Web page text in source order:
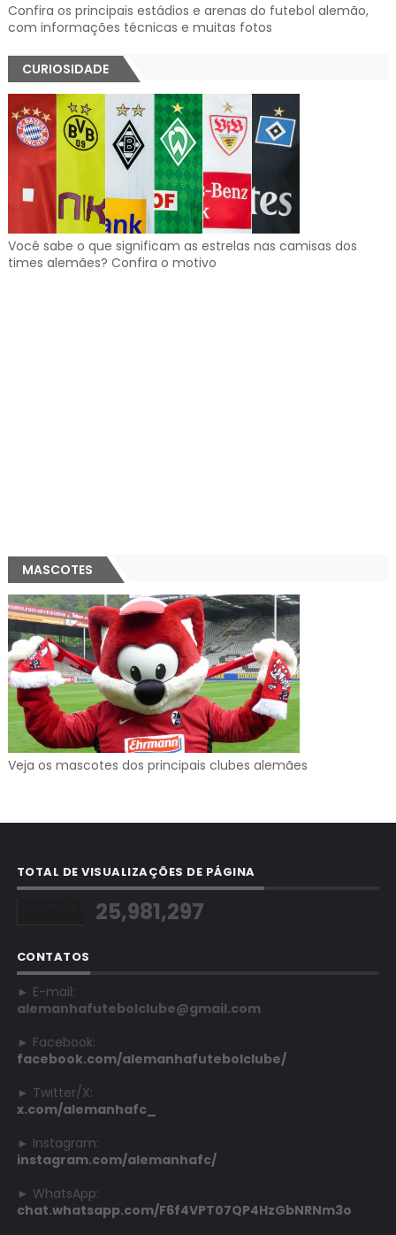
Confira os principais estádios e arenas do futebol alemão,
com informações técnicas e muitas fotos
CURIOSIDADE
Você sabe o que significam as estrelas nas camisas dos
times alemães? Confira o motivo
MASCOTES
Veja os mascotes dos principais clubes alemães
TOTAL DE VISUALIZAÇÕES DE PÁGINA
25,981,297
CONTATOS
► E-mail:
alemanhafutebolclube@gmail.com
► Facebook:
facebook.com/alemanhafutebolclube/
► Twitter/X:
x.com/alemanhafc_
► Instagram:
instagram.com/alemanhafc/
► WhatsApp:
chat.whatsapp.com/F6f4VPT07QP4HzGbNRNm3o